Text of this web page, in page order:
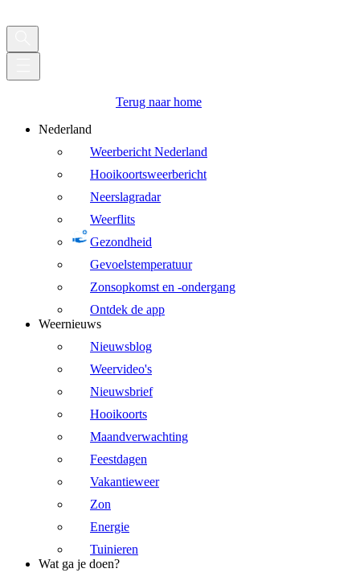
Terug naar home
Nederland
Weerbericht Nederland
Hooikoortsweerbericht
Neerslagradar
Weerflits
Gezondheid
Gevoelstemperatuur
Zonsopkomst en -ondergang
Ontdek de app
Weernieuws
Nieuwsblog
Weervideo's
Nieuwsbrief
Hooikoorts
Maandverwachting
Feestdagen
Vakantieweer
Zon
Energie
Tuinieren
Wat ga je doen?